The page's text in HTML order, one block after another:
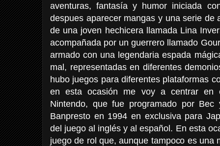
aventuras, fantasía y humor iniciada
despues aparecer mangas y una serie de
de una joven hechicera llamada Lina
acompañada por un guerrero llamado
armado con una legendaria espada
mal, representadas en diferentes
hubo juegos para diferentes plataformas
en esta ocasión me voy a centrar en
Nintendo, que fue programado por
Banpresto en 1994 en exclusiva para
del juego al inglés y al español. En esta
juego de rol que, aunque tampoco es una